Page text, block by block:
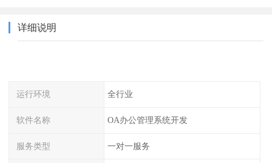
详细说明
运行环境 全行业
软件名称 OA办公管理系统开发
服务类型 一对一服务